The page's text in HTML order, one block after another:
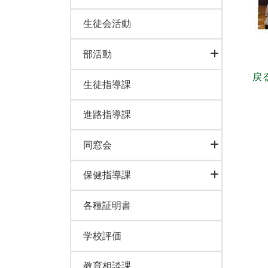
生徒会活動
部活動
生徒指導課
進路指導課
同窓会
保健指導課
各種証明書
学校評価
戻